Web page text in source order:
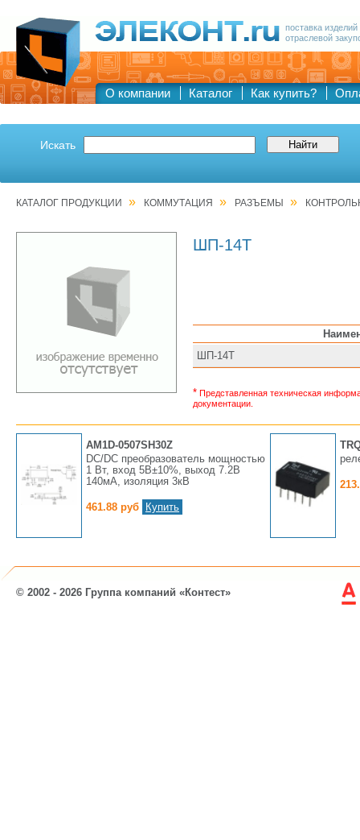
поставка
отраслевой
О компании Каталог Как купить?
Искать
КАТАЛОГ ПРОДУКЦИИ » КОММУТАЦИЯ » РАЗЪЕМЫ »
ШП-14Т
ШП-14Т
* Представленная техническая
документации.
AM1D-0507SH30Z
DC/DC преобразователь мощностью
1 Вт, вход 5В±10%, выход 7.2В
140мА, изоляция 3кВ
461.88 руб Купить
© 2002 - 2026 Группа компаний «Контест»